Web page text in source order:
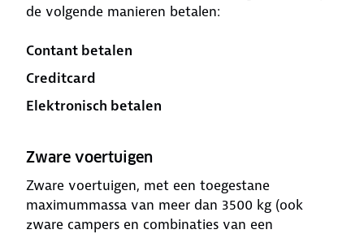
de volgende manieren betalen:
Contant betalen
Creditcard
Elektronisch betalen
Zware voertuigen
Zware voertuigen, met een toegestane
maximummassa van meer dan 3500 kg (ook
zware campers en combinaties van een